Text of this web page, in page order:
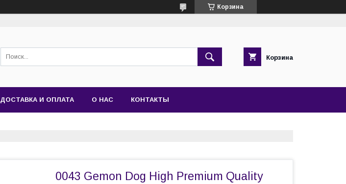
Корзина
Корзина
ДОСТАВКА И ОПЛАТА О НАС КОНТАКТЫ
0043 Gemon Dog High Premium Quality